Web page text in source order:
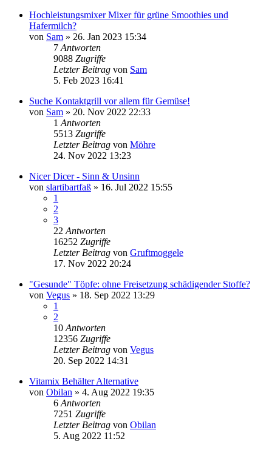
Hochleistungsmixer Mixer für grüne Smoothies und
Hafermilch?
von Sam » 26. Jan 2023 15:34
7 Antworten
9088 Zugriffe
Letzter Beitrag von Sam
5. Feb 2023 16:41
Suche Kontaktgrill vor allem für Gemüse!
von Sam » 20. Nov 2022 22:33
1 Antworten
5513 Zugriffe
Letzter Beitrag von Möhre
24. Nov 2022 13:23
Nicer Dicer - Sinn & Unsinn
von slartibartfaß » 16. Jul 2022 15:55
1
2
3
22 Antworten
16252 Zugriffe
Letzter Beitrag von Gruftmoggele
17. Nov 2022 20:24
"Gesunde" Töpfe: ohne Freisetzung schädigender Stoffe?
von Vegus » 18. Sep 2022 13:29
1
2
10 Antworten
12356 Zugriffe
Letzter Beitrag von Vegus
20. Sep 2022 14:31
Vitamix Behälter Alternative
von Obilan » 4. Aug 2022 19:35
6 Antworten
7251 Zugriffe
Letzter Beitrag von Obilan
5. Aug 2022 11:52